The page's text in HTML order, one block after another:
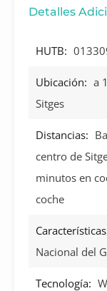
Detalles
HUTB:
Ubicación: a
Sitges
Distancias:
centro de
minutos en
coche
Nacional del
Tecnología: